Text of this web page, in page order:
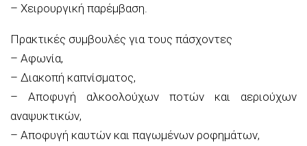
– Χειρουργική παρέμβαση.
Πρακτικές συμβουλές για τους πάσχοντες
– Αφωνία,
– Διακοπή καπνίσματος,
– Αποφυγή αλκοολούχων ποτών και αεριούχων
αναψυκτικών,
– Αποφυγή καυτών και παγωμένων ροφημάτων,